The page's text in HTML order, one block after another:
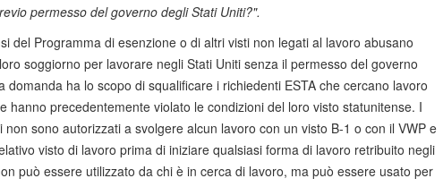
permesso del governo degli Stati Uniti?".
del Programma di esenzione o di altri visti non legati al lavoro abusano
soggiorno per lavorare negli Stati Uniti senza il permesso del governo
domanda ha lo scopo di squalificare i richiedenti ESTA che cercano lavoro
hanno precedentemente violato le condizioni del loro visto statunitense. I
non sono autorizzati a svolgere alcun lavoro con un visto B-1 o con il VWP e
visto di lavoro prima di iniziare qualsiasi forma di lavoro retribuito negli
può essere utilizzato da chi è in cerca di lavoro, ma può essere usato per